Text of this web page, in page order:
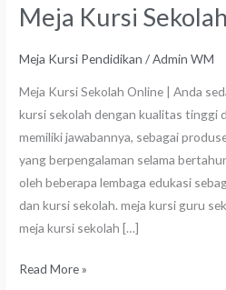
Meja Kursi
Meja Kursi Pendidikan /Admin WM
Meja Kursi Sekolah Online | Anda
kursi sekolah dengan kualitas tinggi
memiliki jawabannya, sebagai
yang berpengalaman selama
oleh beberapa lembaga edukasi
dan kursi sekolah. meja kursi guru
meja kursi sekolah […]
Read More »